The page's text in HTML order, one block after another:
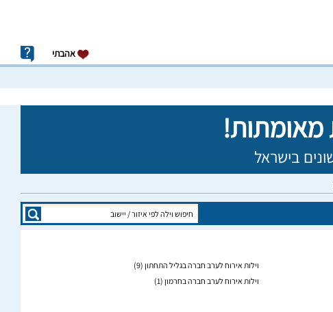
אהבתי
וילות אירוח לערב חברה בגליל התחתון (9)
וילות אירוח לערב חברה בחרמון (1)